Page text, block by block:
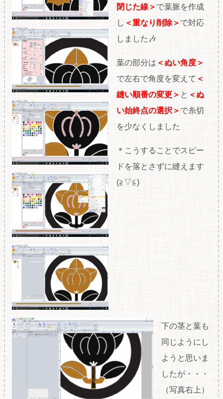
閉じた線＞ で葉脈を作成
し ＜重なり削除＞ で対応
しました🎶
葉の部分は ＜ぬい角度＞
で左右で角度を変えて ＜
縫い順番の変更＞ と ＜ぬ
い始終点の選択＞ で糸切
を少なくしました
＊こうすることでスピー
ドを落とさずに縫えます
(≧▽≦)
下の茎と葉も
同じようにし
ようと思いま
したが・・・
（写真右上）